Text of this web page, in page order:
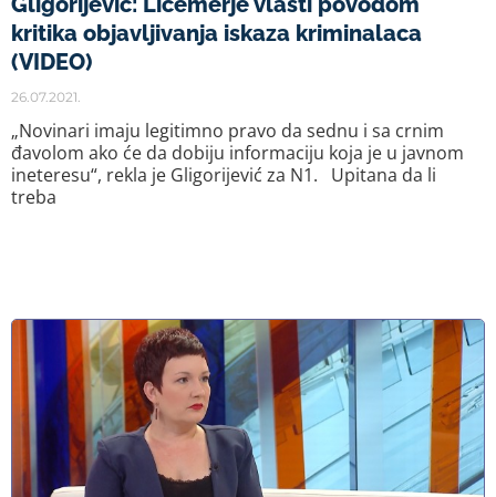
kritika objavljivanja iskaza kriminalaca
(VIDEO)
26.07.2021.
„Novinari imaju legitimno pravo da sednu i sa crnim
đavolom ako će da dobiju informaciju koja je u javnom
ineteresu“, rekla je Gligorijević za N1. Upitana da li
treba